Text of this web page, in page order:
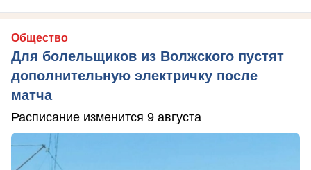
Общество
Для болельщиков из Волжского пустят
дополнительную электричку после
матча
Расписание изменится 9 августа